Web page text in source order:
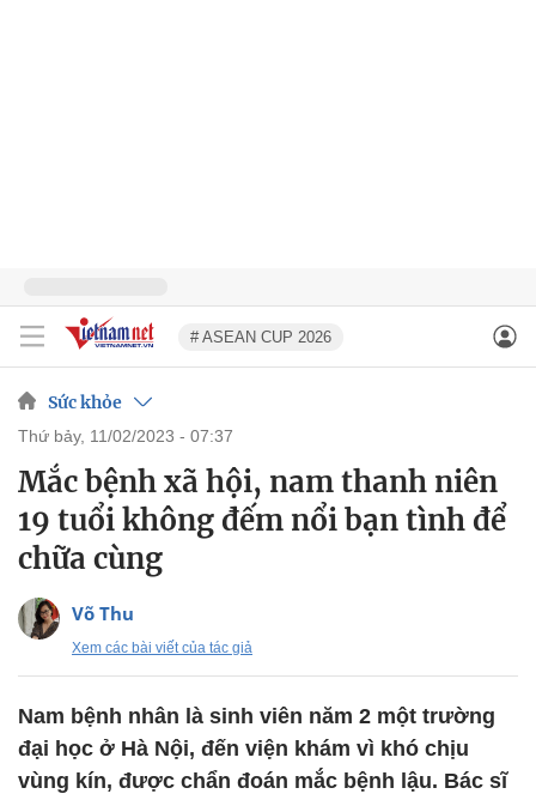
# ASEAN CUP 2026
Sức khỏe
thứ bảy, 11/02/2023 - 07:37
Mắc bệnh xã hội, nam thanh niên
19 tuổi không đếm nổi bạn tình để
chữa cùng
Võ Thu
Xem các bài viết của tác giả
Nam bệnh nhân là sinh viên năm 2 một trường
đại học ở Hà Nội, đến viện khám vì khó chịu
vùng kín, được chẩn đoán mắc bệnh lậu. Bác sĩ